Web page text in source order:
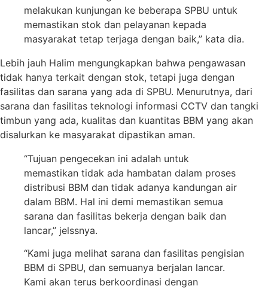
melakukan kunjungan ke beberapa SPBU untuk
memastikan stok dan pelayanan kepada
masyarakat tetap terjaga dengan baik,” kata dia.
Lebih jauh Halim mengungkapkan bahwa pengawasan
tidak hanya terkait dengan stok, tetapi juga dengan
fasilitas dan sarana yang ada di SPBU. Menurutnya, dari
sarana dan fasilitas teknologi informasi CCTV dan tangki
timbun yang ada, kualitas dan kuantitas BBM yang akan
disalurkan ke masyarakat dipastikan aman.
“Tujuan pengecekan ini adalah untuk
memastikan tidak ada hambatan dalam proses
distribusi BBM dan tidak adanya kandungan air
dalam BBM. Hal ini demi memastikan semua
sarana dan fasilitas bekerja dengan baik dan
lancar,” jelssnya.
“Kami juga melihat sarana dan fasilitas pengisian
BBM di SPBU, dan semuanya berjalan lancar.
Kami akan terus berkoordinasi dengan